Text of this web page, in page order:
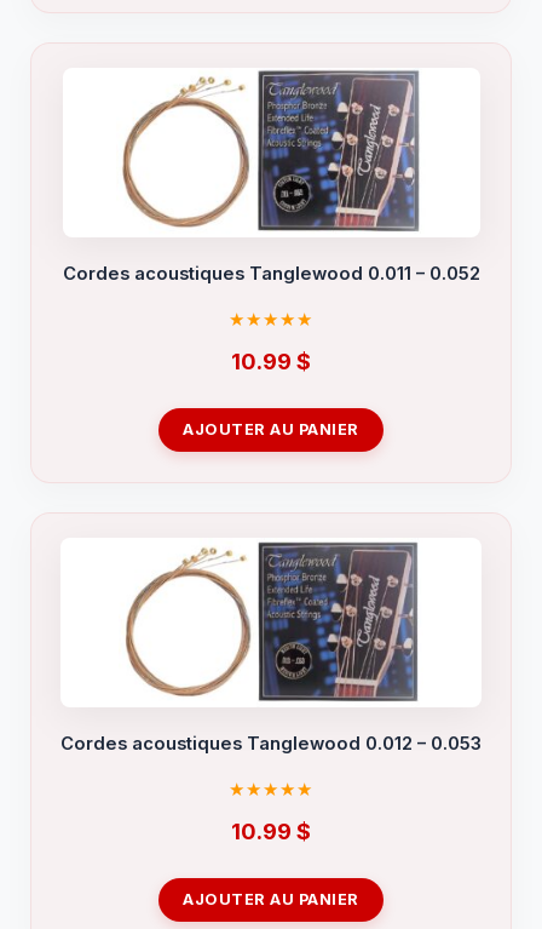
Cordes acoustiques Tanglewood 0.011 – 0.052
10.99 $
AJOUTER AU PANIER
Cordes acoustiques Tanglewood 0.012 – 0.053
10.99 $
AJOUTER AU PANIER